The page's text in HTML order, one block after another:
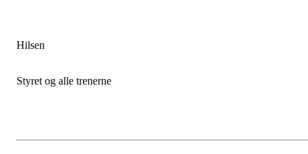
Hilsen
Styret og alle trenerne